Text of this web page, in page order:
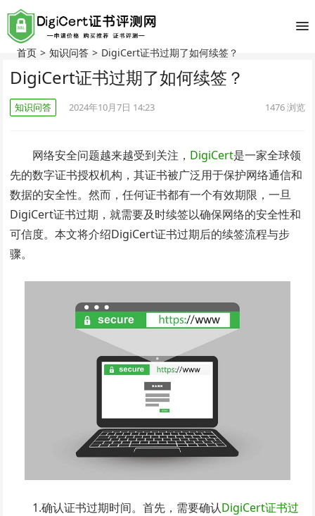
首页 > 知识问答 > DigiCert证书过期了如何续签？
DigiCert证书过期了如何续签？
知识问答 2024年10月7日 14:23 1476浏览
网络安全问题越来越受到关注， DigiCert是一家全球领
先的数字证书授权机构，其证书被广泛用于保护网络通信和
数据的安全性。然而，任何证书都有一个有效期限，一旦
DigiCert证书过期，就需要及时续签以确保网络的安全性和
可信度。本文将介绍DigiCert证书过期后的续签流程与步
骤。
1.确认证书过期时间。首先，需要确认DigiCert证书过